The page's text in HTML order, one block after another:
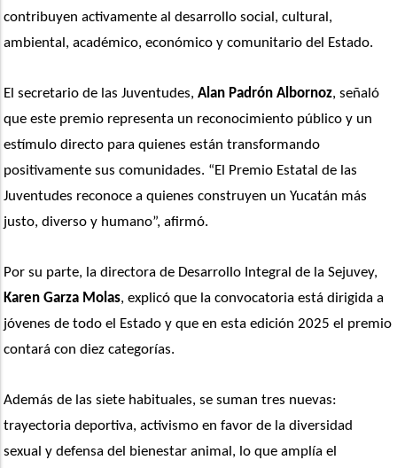
contribuyen activamente al desarrollo social, cultural,
ambiental, académico, económico y comunitario del Estado.
El secretario de las Juventudes, Alan Padrón Albornoz, señaló
que este premio representa un reconocimiento público y un
estímulo directo para quienes están transformando
positivamente sus comunidades. “El Premio Estatal de las
Juventudes reconoce a quienes construyen un Yucatán más
justo, diverso y humano”, afirmó.
Por su parte, la directora de Desarrollo Integral de la Sejuvey,
Karen Garza Molas, explicó que la convocatoria está dirigida a
jóvenes de todo el Estado y que en esta edición 2025 el premio
contará con diez categorías.
Además de las siete habituales, se suman tres nuevas:
trayectoria deportiva, activismo en favor de la diversidad
sexual y defensa del bienestar animal, lo que amplía el